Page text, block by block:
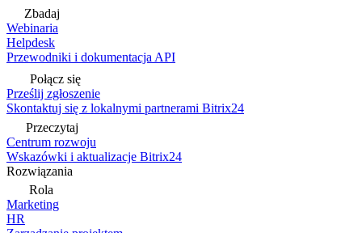
Zbadaj
Webinaria
Helpdesk
Przewodniki i dokumentacja API
Połącz się
Prześlij zgłoszenie
Skontaktuj się z lokalnymi partnerami Bitrix24
Przeczytaj
Centrum rozwoju
Wskazówki i aktualizacje Bitrix24
Rozwiązania
Rola
Marketing
HR